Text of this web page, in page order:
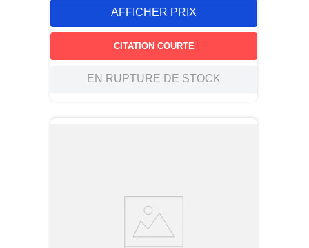
AFFICHER PRIX
CITATION COURTE
EN RUPTURE DE STOCK